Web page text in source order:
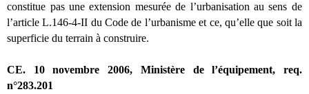
constitue pas une extension mesurée de l’urbanisation au sens de
l’article L.146-4-II du Code de l’urbanisme et ce, qu’elle que soit la
superficie du terrain à construire.
CE. 10 novembre 2006, Ministère de l’équipement, req.
n°283.201